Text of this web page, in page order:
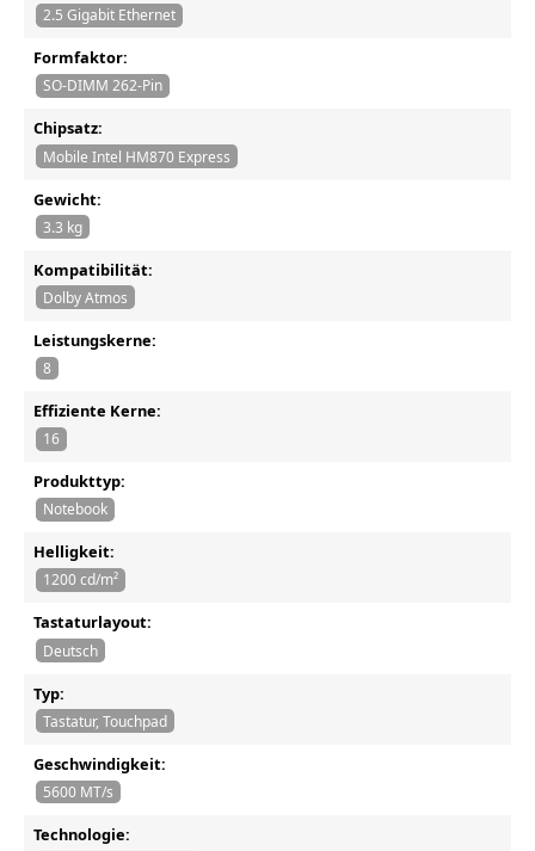
2.5 Gigabit Ethernet
Formfaktor:
SO-DIMM 262-Pin
Chipsatz:
Mobile Intel HM870 Express
Gewicht:
3.3 kg
Kompatibilität:
Dolby Atmos
Leistungskerne:
8
Effiziente Kerne:
16
Produkttyp:
Notebook
Helligkeit:
1200 cd/m²
Tastaturlayout:
Deutsch
Typ:
Tastatur, Touchpad
Geschwindigkeit:
5600 MT/s
Technologie: